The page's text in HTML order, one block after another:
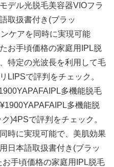
デル光脱毛美容器VIOフラ
取扱書付き(ブラッ
ケアを同時に実現可能
お手頃価格の家庭用IPL脱
特定の光波長を利用して毛
LIPSで評判をチェック。
多機能脱毛
多機能脱
)4PSで評判をチェック。
時に実現可能で、美肌効果
日本語取扱書付き(ブラッ
手頃価格の家庭用IPL脱毛